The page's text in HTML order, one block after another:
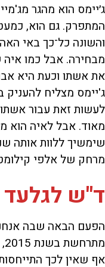
ג׳יימס הוא מהגר
המתפרק. גם הוא,
והשונה כל־כך באי
מבחירה. אבל כמו איה
את אשתו וכעת היא
ג'יימס מצליח להעניק
לעשות זאת עבור
מאוד. אבל לאיה הוא
שימשיך ללוות אותה
מרחק של אלפי
ד"ש
הפעם הבאה שבה
אף שאין לכך